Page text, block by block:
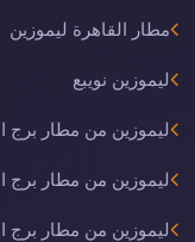
مطار القاهرة ليموزين
ليموزين نويبع
ليموزين من مطار برج
ليموزين من مطار برج
ليموزين من مطار برج